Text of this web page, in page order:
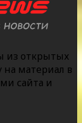
из открытых
материал в
сайта и